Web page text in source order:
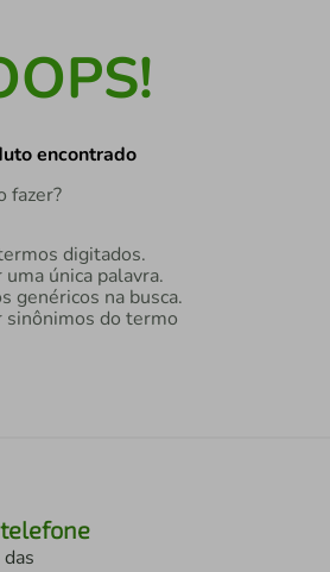
encontrado
fazer?
digitados.
única palavra.
genéricos na busca.
do termo